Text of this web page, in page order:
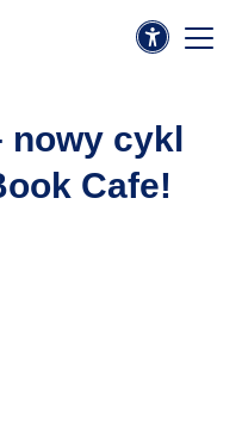
nowy cykl
Cafe!